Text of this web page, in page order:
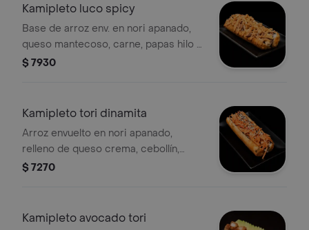
Kamipleto luco spicy
Base de arroz env. en nori apanado,
queso mantecoso, carne, papas hilo y
salsa spicy..
$ 7930
Kamipleto tori dinamita
Arroz envuelto en nori apanado,
relleno de queso crema, cebollín,
pollo, ensalada dinamita y sésamo.
$ 7270
Kamipleto avocado tori